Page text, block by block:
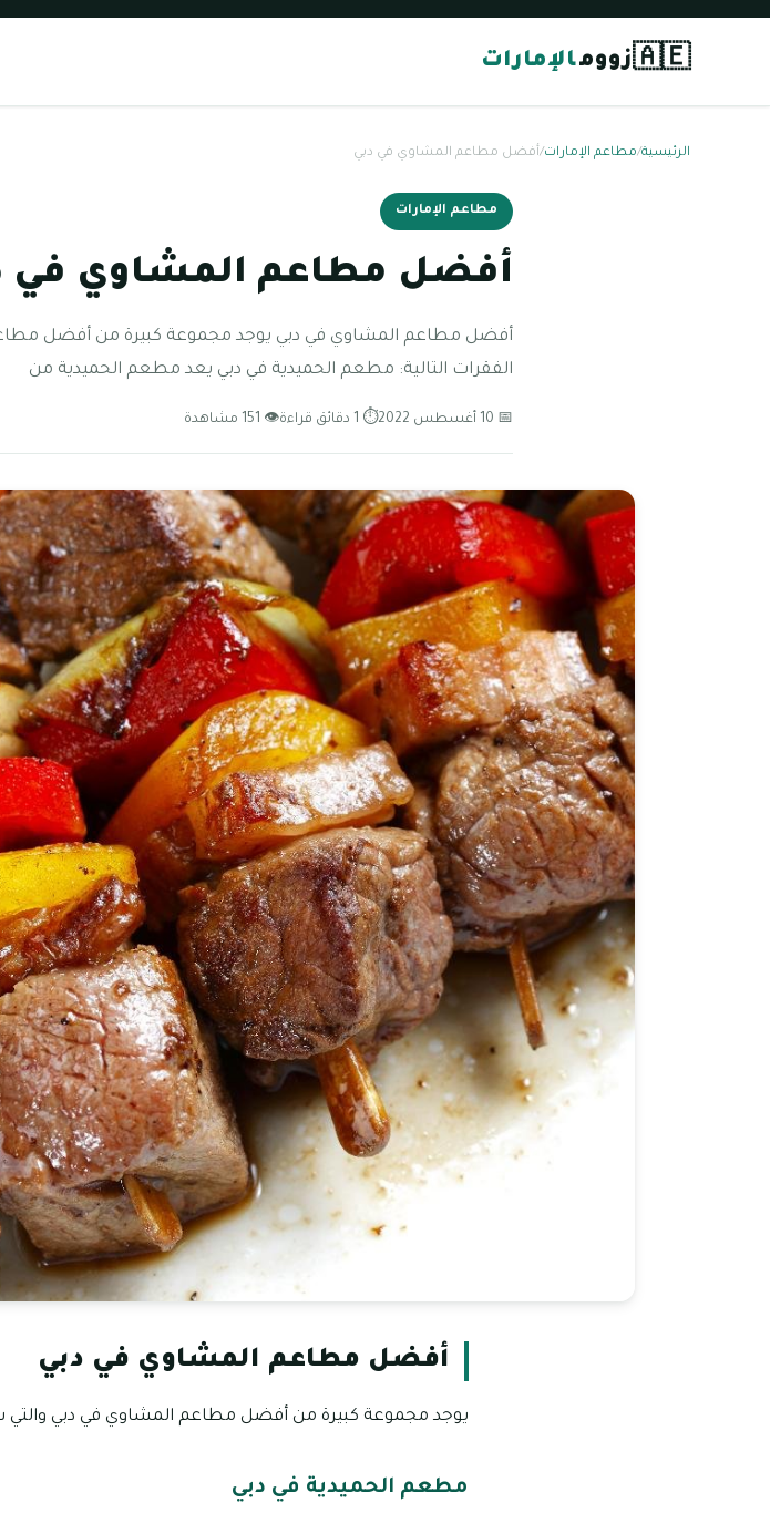
🇦🇪زوومالإمارات
الرئيسية/مطاعم الإمارات/أفضل مطاعم المشاوي في دبي
مطاعم الإمارات
أفضل مطاعم المشاوي في
أفضل مطاعم المشاوي في دبي يوجد مجموعة كبيرة من أفضل
الفقرات التالية: مطعم الحميدية في دبي يعد مطعم الحميدية من
📅 10 أغسطس 2022 ⏱ 1 دقائق قراءة 👁 151 مشاهدة
أفضل مطاعم المشاوي في دبي
يوجد مجموعة كبيرة من أفضل مطاعم المشاوي في دبي والتي
مطعم الحميدية في دبي